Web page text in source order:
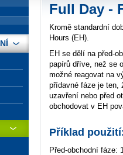
Full Day -
Kromě standardní
Hours (EH).
EH se dělí na před-
papírů dříve, než se
možné reagovat na
přídavné fáze je ten,
uzavření nebo před
obchodovat v EH
Příklad
Před-obchodní fáze: